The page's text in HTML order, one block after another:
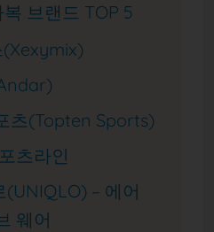
브랜드 TOP 5
(Xexymix)
츠(Topten Sports)
츠라인
(UNIQLO) – 에어
웨어